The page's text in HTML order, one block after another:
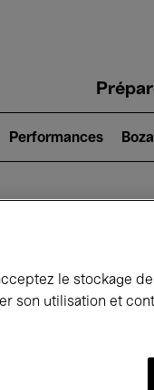
Performances
le stockage
son utilisation et